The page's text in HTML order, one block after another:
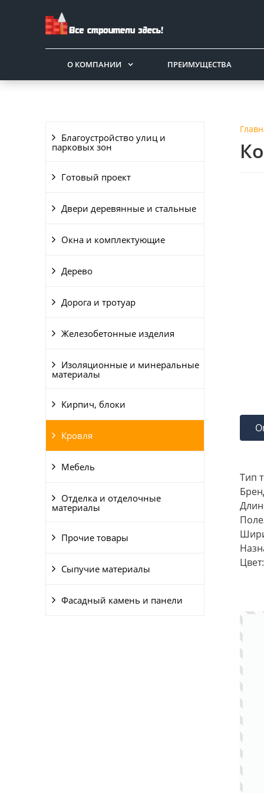
О КОМПАНИИ ПРЕИМУЩЕСТВА
Благоустройство улиц и
парковых зон
Готовый проект
Двери деревянные и стальные
Окна и комплектующие
Дерево
Дорога и тротуар
Железобетонные изделия
Изоляционные и минеральные
материалы
Кирпич, блоки
Кровля
Мебель
Отделка и отделочные
материалы
Прочие товары
Сыпучие материалы
Фасадный камень и панели
Тип